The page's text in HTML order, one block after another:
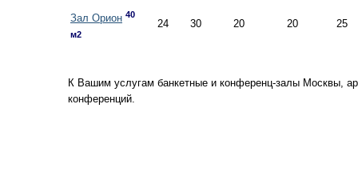
Зал Орион 40
м2
24 30 20 20 25
К Вашим услугам банкетные и конференц-залы Москвы,
конференций.